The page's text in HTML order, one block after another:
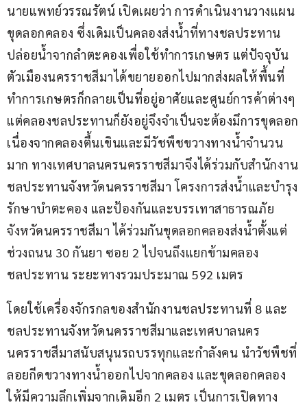
นายแพทย์วรรณรัตน์ เปิดเผยว่า การดำเนินงานวางแผน
ขุดลอกคลอง ซึ่งเดิมเป็นคลองส่งน้ำที่ทางชลประทาน
ปล่อยน้ำจากลำตะคองเพื่อใช้ทำการเกษตร แต่ปัจจุบัน
ตัวเมืองนครราชสีมาได้ขยายออกไปมากส่งผลให้พื้นที่
ทำการเกษตรก็กลายเป็นที่อยู่อาศัยและศูนย์การค้าต่างๆ
แต่คลองชลประทานก็ยังอยู่จึงจำเป็นจะต้องมึการขุดลอก
เนื่องจากคลองตื้นเขินและมีวัชพืชขวางทางน้ำจำนวน
มาก ทางเทศบาลนครนครราชสีมาจึงได้ร่วมกับสำนักงาน
ชลประทานจังหวัดนครราชสีมา โครงการส่งน้ำและบำรุง
รักษาบำตะคอง และป้องกันและบรรเทาสาธารณภัย
จังหวัดนครราชสีมา ได้ร่วมกันขุดลอกคลองส่งน้ำตั้งแต่
ช่วงถนน 30 กันยา ซอย 2 ไปจนถึงแยกข้ามคลอง
ชลประทาน ระยะทางรวมประมาณ 592 เมตร
โดยใช้เครื่องจักรกลของสำนักงานชลประทานที่ 8 และ
ชลประทานจังหวัดนครราชสีมาและเทศบาลนคร
นครราชสีมาสนับสนุนรถบรรทุกและกำลังคน นำวัชพืชที่
ลอยกีดขวางทางน้ำออกไปจากคลอง และขุดลอกคลอง
ให้มีความลึกเพิ่มจากเดิมอีก 2 เมตร เป็นการเปิดทาง